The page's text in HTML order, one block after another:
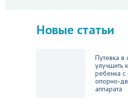
Новые статьи
Путевка в
улучшить
ребенка
аппарата